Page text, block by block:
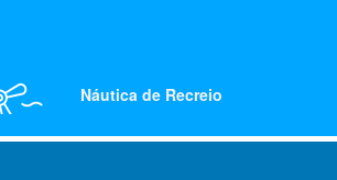
Náutica de Recreio